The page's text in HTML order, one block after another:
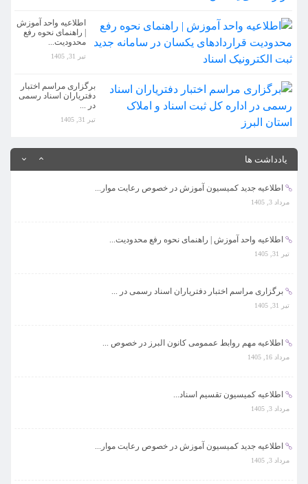
اطلاعیه واحد آموزش
| راهنمای نحوه رفع
محدودیت...
تیر 31, 1405
برگزاری مراسم اختبار
دفتریاران اسناد رسمی
در ...
تیر 31, 1405
یادداشت ها
برگزاری مراسم اختبار دفتریاران اسناد رسمی در ...
تیر 31, 1405
اطلاعیه مهم روابط عممومی کانون البرز در خصوص ...
مرداد 3, 1405
اطلاعیه جدید کمیسیون آموزش در خصوص رعایت موار...
مرداد 3, 1405
اطلاعیه واحد آموزش | راهنمای نحوه رفع محدودیت...
تیر 31, 1405
برگزاری مراسم اختبار دفتریاران اسناد رسمی در ...
تیر 31, 1405
اطلاعیه مهم روابط عممومی کانون البرز در خصوص ...
مرداد 16, 1405
اطلاعیه کمیسیون تقسیم اسناد...
مرداد 3, 1405
اطلاعیه جدید کمیسیون آموزش در خصوص رعایت موار...
مرداد 3, 1405